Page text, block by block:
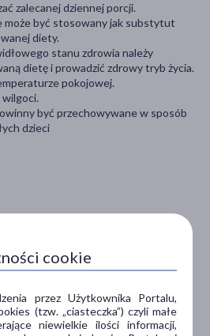
ENTITIS
zalecanej dziennej porcji.
może być stosowany jak substytut
diety.
stanu zdrowia należy
dietę i prowadzić zdrowy tryb życia.
pokojowej.
wilgoci.
być przechowywane w sposób
dzieci
cookie
przez Użytkownika Portalu,
(tzw. „ciasteczka”) czyli małe
niewielkie ilości informacji,